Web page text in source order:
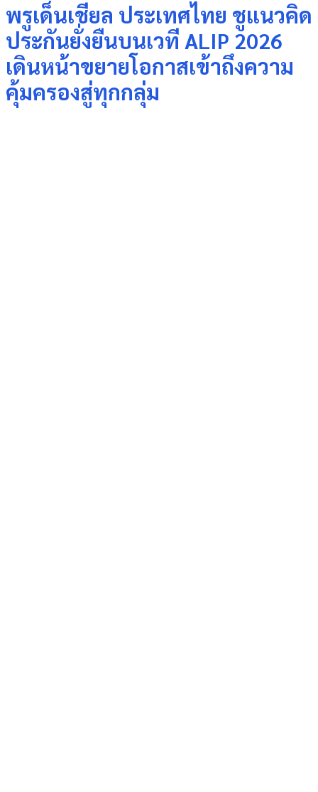
พรูเด็นเชียล ประเทศไทย ชูแนวคิด
ประกันยั่งยืนบนเวที ALIP 2026
เดินหน้าขยายโอกาสเข้าถึงความ
คุ้มครองสู่ทุกกลุ่ม